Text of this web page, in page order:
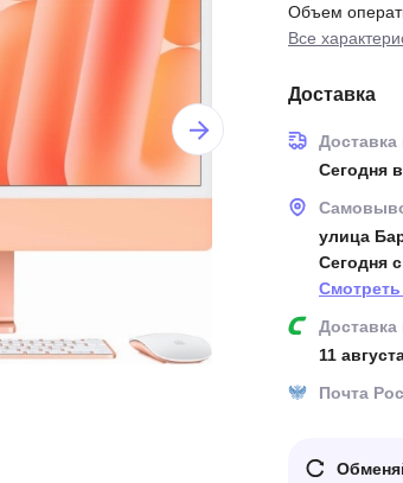
Объем
Все
Доставка
Сегодня
улица
Сегодня
Смотреть
11
Почта